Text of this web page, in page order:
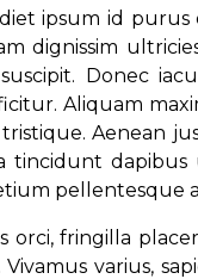
ipsum id
dignissim
Donec
Aliquam
Aenean
tincidunt dapibus
pellentesque
orci, fringilla
Vivamus varius,